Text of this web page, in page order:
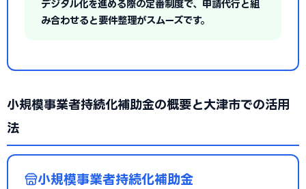
デジタル化を進める際の定番制度で、申請代行と組
み合わせると要件整理がスムーズです。
小規模事業者持続化補助金の概要と大津市での活用
法
小規模事業者持続化補助金